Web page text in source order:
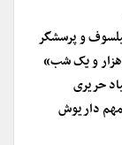
و پرسشگر
و یک شب»
حریری
داریوش